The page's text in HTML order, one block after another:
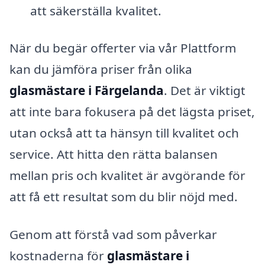
att säkerställa kvalitet.
När du begär offerter via vår Plattform
kan du jämföra priser från olika
glasmästare i Färgelanda. Det är viktigt
att inte bara fokusera på det lägsta priset,
utan också att ta hänsyn till kvalitet och
service. Att hitta den rätta balansen
mellan pris och kvalitet är avgörande för
att få ett resultat som du blir nöjd med.
Genom att förstå vad som påverkar
kostnaderna för glasmästare i